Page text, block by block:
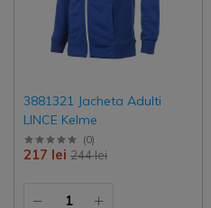
3881321 Jacheta Adulti
LINCE Kelme
(0)
244 lei
217 lei